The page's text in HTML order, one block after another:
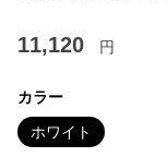
11,120 円
カラー
ホワイト